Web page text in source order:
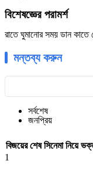
​বিশেষজ্ঞের পরামর্শ
​রাতে ঘুমানোর সময় ডান
মন্তব্য করুন
সর্বশেষ
জনপ্রিয়
বিজয়ের শেষ সিনেমা নিয়ে
1